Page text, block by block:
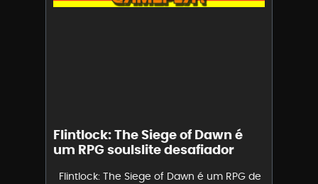
Flintlock: The Siege of Dawn é
um RPG soulslite desafiador
Flintlock: The Siege of Dawn é um RPG de